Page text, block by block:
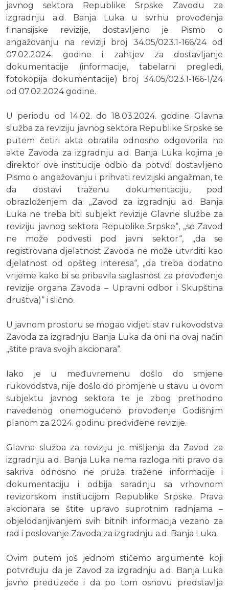
javnog sektora Republike Srpske Zavodu za
izgradnju a.d. Banja Luka u svrhu provođenja
finansijske revizije, dostavljeno je Pismo o
angažovanju na reviziji broj 34.05/023.1-166/24 od
07.02.2024. godine i zahtjev za dostavljanje
dokumentacije (informacije, tabelarni pregledi,
fotokopija dokumentacije) broj 34.05/023.1-166-1/24
od 07.02.2024 godine.
U periodu od 14.02. do 18.03.2024. godine Glavna
služba za reviziju javnog sektora Republike Srpske se
putem četiri akta obratila odnosno odgovorila na
akte Zavoda za izgradnju a.d. Banja Luka kojima je
direktor ove institucije odbio da potvdi dostavljeno
Pismo o angažovanju i prihvati revizijski angažman, te
da dostavi traženu dokumentaciju, pod
obrazloženjem da: „Zavod za izgradnju a.d. Banja
Luka ne treba biti subjekt revizije Glavne službe za
reviziju javnog sektora Republike Srpske“, „se Zavod
ne može podvesti pod javni sektor“, „da se
registrovana djelatnost Zavoda ne može utvrditi kao
djelatnost od opšteg interesa“, „da treba dodatno
vrijeme kako bi se pribavila saglasnost za provođenje
revizije organa Zavoda – Upravni odbor i Skupština
društva)“ i slično.
U javnom prostoru se mogao vidjeti stav rukovodstva
Zavoda za izgradnju Banja Luka da oni na ovaj način
„štite prava svojih akcionara“.
Iako je u međuvremenu došlo do smjene
rukovodstva, nije došlo do promjene u stavu u ovom
subjektu javnog sektora te je zbog prethodno
navedenog onemogućeno provođenje Godišnjim
planom za 2024. godinu predviđene revizije.
Glavna služba za reviziju je mišljenja da Zavod za
izgradnju a.d. Banja Luka nema razloga niti pravo da
sakriva odnosno ne pruža tražene informacije i
dokumentaciju i odbija saradnju sa vrhovnom
revizorskom institucijom Republike Srpske. Prava
akcionara se štite upravo suprotnim radnjama –
objelodanjivanjem svih bitnih informacija vezano za
rad i poslovanje Zavoda za izgradnju a.d. Banja Luka.
Ovim putem još jednom stičemo argumente koji
potvrđuju da je Zavod za izgradnju a.d. Banja Luka
javno preduzeće i da po tom osnovu predstavlja